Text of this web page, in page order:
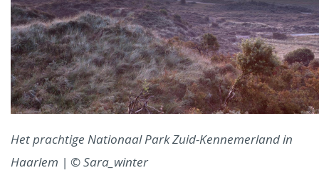
Het prachtige Nationaal Park Zuid-Kennemerland in
Haarlem | © Sara_winter